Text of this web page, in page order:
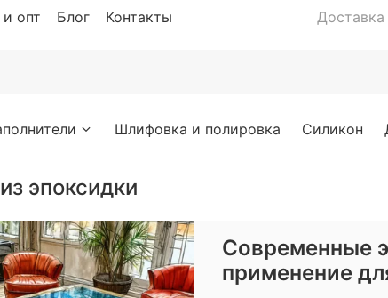
опт Блог Контакты
Шлифовка и полировка Силикон
из эпоксидки
Современные
применение